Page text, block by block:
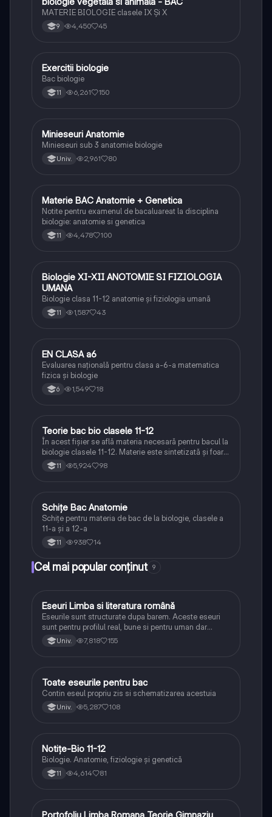
MATERIE BIOLOGIE clasele IX Şi X
9 4,450 45
Biologie
Exercitii biologie
Bac biologie
11 6,261 150
Biologie
Minieseuri Anatomie
Minieseuri sub 3 anatomie biologie
Univ. 2,961 80
Biologie
Materie BAC Anatomie + Genetica
Notite pentru examenul de bacaluareat la disciplina
biologie: anatomie si genetica
11 4,478 100
Biologie
Biologie XI-XII ANOTOMIE SI FIZIOLOGIA
UMANA
Biologie clasa 11-12 anatomie și fiziologia umană
11 1,587 43
Matematică
EN CLASA a6
Evaluarea națională pentru clasa a-6-a matematica
fizica și biologie
6 1,549 18
Biologie
Teorie bac bio clasele 11-12
În acest fișier se află materia necesară pentru bacul la
biologie clasele 11-12. Materie este sintetizată și foarte
bine explicată.
11 5,924 98
Biologie
Schițe Bac Anatomie
Schițe pentru materia de bac de la biologie, clasele a
11-a și a 12-a
11 938 14
Cel mai popular conținut 9
Limba și literatura română
Eseuri Limba si literatura română
Eseurile sunt structurate dupa barem. Aceste eseuri
sunt pentru profilul real, bune si pentru uman dar
lipsesc relatiile dintre personaje si caracrerizarile.
Univ. 7,818 155
Limba și literatura română
Toate eseurile pentru bac
Contin eseul propriu zis si schematizarea acestuia
Univ. 5,287 108
Biologie
Notițe-Bio 11-12
Biologie. Anatomie, fiziologie și genetică
11 4,614 81
Limba și literatura română